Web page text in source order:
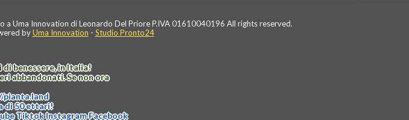
a Uma Innovation di Leonardo Del Priore P.IVA 01610040196 All rights reserved.
byUma Innovation - Studio Pronto24
di benessere, in Italia!
abbandonati. Se non ora
pianta.land
di 50 ettari!
TiktokInstagramFacebook